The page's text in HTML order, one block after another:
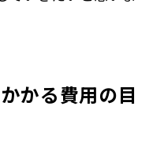
かる費用の目